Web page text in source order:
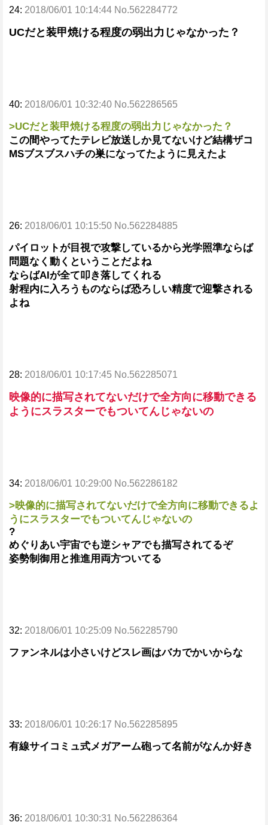
24: 2018/06/01 10:14:44 No.562284772
UCだと装甲焼ける程度の弱出力じゃなかった？
40: 2018/06/01 10:32:40 No.562286565
>UCだと装甲焼ける程度の弱出力じゃなかった？
この間やってたテレビ放送しか見てないけど結構ザコ
MSブスブスハチの巣になってたように見えたよ
26: 2018/06/01 10:15:50 No.562284885
パイロットが目視で攻撃しているから光学照準ならば
問題なく動くということだよね
ならばAIが全て叩き落してくれる
射程内に入ろうものならば恐ろしい精度で迎撃される
よね
28: 2018/06/01 10:17:45 No.562285071
映像的に描写されてないだけで全方向に移動できる
ようにスラスターでもついてんじゃないの
34: 2018/06/01 10:29:00 No.562286182
>映像的に描写されてないだけで全方向に移動できるよ
うにスラスターでもついてんじゃないの
?
めぐりあい宇宙でも逆シャアでも描写されてるぞ
姿勢制御用と推進用両方ついてる
32: 2018/06/01 10:25:09 No.562285790
ファンネルは小さいけどスレ画はバカでかいからな
33: 2018/06/01 10:26:17 No.562285895
有線サイコミュ式メガアーム砲って名前がなんか好き
36: 2018/06/01 10:30:31 No.562286364